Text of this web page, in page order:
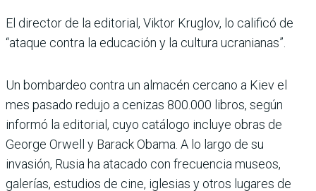
El director de la editorial, Viktor Kruglov, lo calificó de
“ataque contra la educación y la cultura ucranianas”.
Un bombardeo contra un almacén cercano a Kiev el
mes pasado redujo a cenizas 800.000 libros, según
informó la editorial, cuyo catálogo incluye obras de
George Orwell y Barack Obama. A lo largo de su
invasión, Rusia ha atacado con frecuencia museos,
galerías, estudios de cine, iglesias y otros lugares de